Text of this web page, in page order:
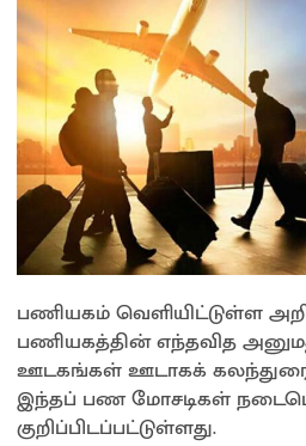
பணியகம் வெளியிட்டுள்ள
பணியகத்தின் எந்தவித
ஊடகங்கள் ஊடாகக்
இந்தப் பண மோசடிகள்
குறிப்பிடப்பட்டுள்ளது.